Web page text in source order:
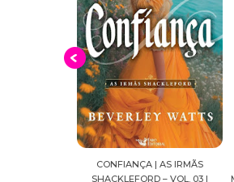
DIÁRIOS DE UMA APOTECÁRIA |
MANGÁ, VOL.04 | NATSU HYUUGA